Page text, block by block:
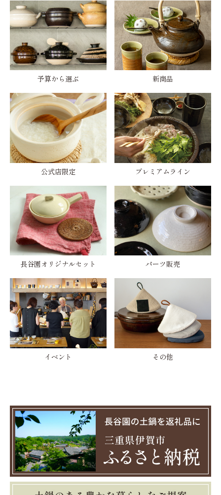
予算から選ぶ 新商品
公式店限定 プレミアムライン
長谷園オリジナルセット パーツ販売
イベント その他